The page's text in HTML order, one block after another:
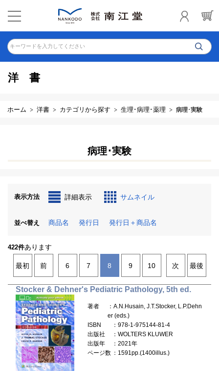
キーワードを入力してください
洋書
ホーム 洋書 カテゴリから探す 生理･病理･薬理 病理･実験
病理･実験
表示方法 詳細表示 サムネイル
並べ替え 商品名 発行日 発行日＋商品名
422件あります
最初 前 6 7 8 9 10 次 最後
Stocker & Dehner's Pediatric Pathology, 5th ed.
著者
：A.N.Husain, J.T.Stocker, L.P.Dehn
er (eds.)
ISBN
：978-1-975144-81-4
出版社
：WOLTERS KLUWER
出版年
：2021年
ページ数 ：1591pp.(1400illus.)